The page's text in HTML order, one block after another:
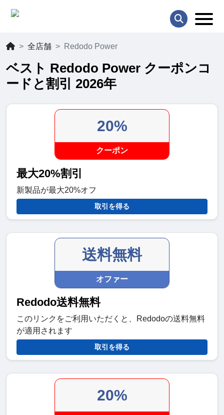
全店舗 Redodo Power
ベスト Redodo Power クーポンコ
ードと割引 2026年
20%
クーポン
最大20%割引
新製品が最大20%オフ
取引を得る
送料無料
オファー
Redodo送料無料
このリンクをご利用いただくと、Redodoの送料無料
が適用されます
取引を得る
20%